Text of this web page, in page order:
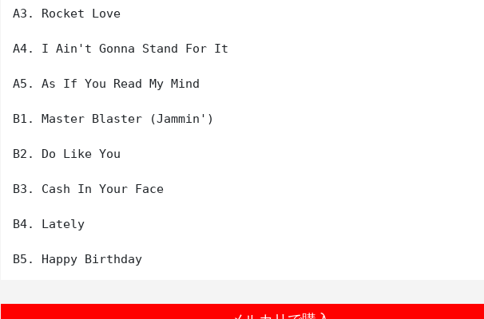
A3. Rocket Love
A4. I Ain't Gonna Stand For It
A5. As If You Read My Mind
B1. Master Blaster (Jammin')
B2. Do Like You
B3. Cash In Your Face
B4. Lately